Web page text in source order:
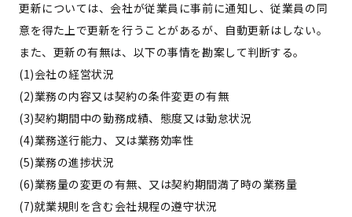
更新については、会社が従業員に事前に通知し、従業員の同
意を得た上で更新を行うことがあるが、自動更新はしない。
また、更新の有無は、以下の事情を勘案して判断する。
(1)会社の経営状況
(2)業務の内容又は契約の条件変更の有無
(3)契約期間中の勤務成績、態度又は勤怠状況
(4)業務遂行能力、又は業務効率性
(5)業務の進捗状況
(6)業務量の変更の有無、又は契約期間満了時の業務量
(7)就業規則を含む会社規程の遵守状況